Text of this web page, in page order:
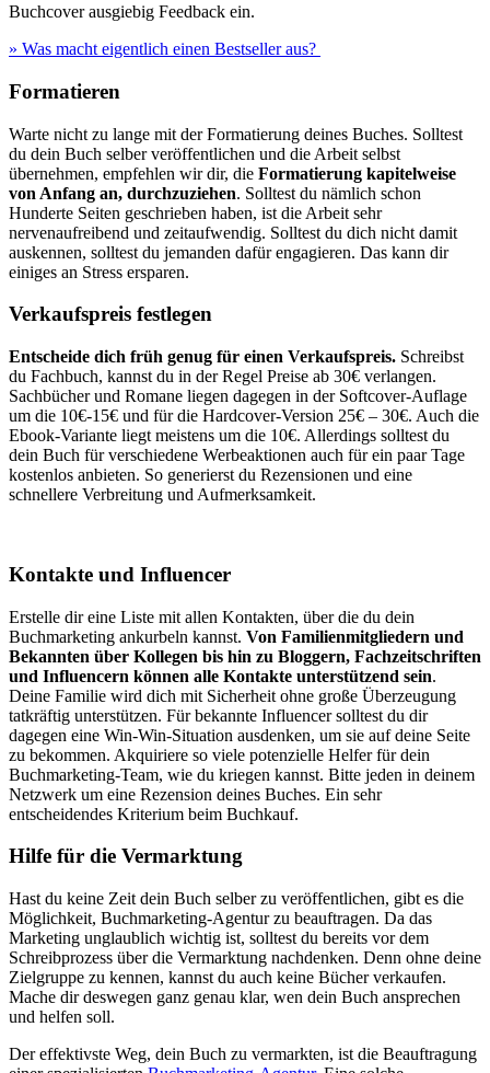
Buchcover ausgiebig Feedback ein.
» Was macht eigentlich einen Bestseller aus?
Formatieren
Warte nicht zu lange mit der Formatierung deines Buches. Solltest
du dein Buch selber veröffentlichen und die Arbeit selbst
übernehmen, empfehlen wir dir, die Formatierung kapitelweise
von Anfang an, durchzuziehen. Solltest du nämlich schon
Hunderte Seiten geschrieben haben, ist die Arbeit sehr
nervenaufreibend und zeitaufwendig. Solltest du dich nicht damit
auskennen, solltest du jemanden dafür engagieren. Das kann dir
einiges an Stress ersparen.
Verkaufspreis festlegen
Entscheide dich früh genug für einen Verkaufspreis. Schreibst
du Fachbuch, kannst du in der Regel Preise ab 30€ verlangen.
Sachbücher und Romane liegen dagegen in der Softcover-Auflage
um die 10€-15€ und für die Hardcover-Version 25€ – 30€. Auch die
Ebook-Variante liegt meistens um die 10€. Allerdings solltest du
dein Buch für verschiedene Werbeaktionen auch für ein paar Tage
kostenlos anbieten. So generierst du Rezensionen und eine
schnellere Verbreitung und Aufmerksamkeit.
Kontakte und Influencer
Erstelle dir eine Liste mit allen Kontakten, über die du dein
Buchmarketing ankurbeln kannst. Von Familienmitgliedern und
Bekannten über Kollegen bis hin zu Bloggern, Fachzeitschriften
und Influencern können alle Kontakte unterstützend sein.
Deine Familie wird dich mit Sicherheit ohne große Überzeugung
tatkräftig unterstützen. Für bekannte Influencer solltest du dir
dagegen eine Win-Win-Situation ausdenken, um sie auf deine Seite
zu bekommen. Akquiriere so viele potenzielle Helfer für dein
Buchmarketing-Team, wie du kriegen kannst. Bitte jeden in deinem
Netzwerk um eine Rezension deines Buches. Ein sehr
entscheidendes Kriterium beim Buchkauf.
Hilfe für die Vermarktung
Hast du keine Zeit dein Buch selber zu veröffentlichen, gibt es die
Möglichkeit, Buchmarketing-Agentur zu beauftragen. Da das
Marketing unglaublich wichtig ist, solltest du bereits vor dem
Schreibprozess über die Vermarktung nachdenken. Denn ohne deine
Zielgruppe zu kennen, kannst du auch keine Bücher verkaufen.
Mache dir deswegen ganz genau klar, wen dein Buch ansprechen
und helfen soll.
Der effektivste Weg, dein Buch zu vermarkten, ist die Beauftragung